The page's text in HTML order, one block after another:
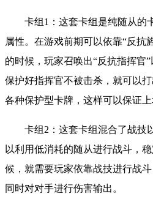
卡组1：这套卡组是纯随从的
属性。在游戏前期可以依靠“反抗
的时候，玩家召唤出“反抗指挥官
保护好指挥官不被击杀，就可以
各种保护型卡牌，这样可以保证上
卡组2：这套卡组混合了战技
以利用低消耗的随从进行战斗，
候，就需要玩家依靠战技进行战
同时对对手进行伤害输出。